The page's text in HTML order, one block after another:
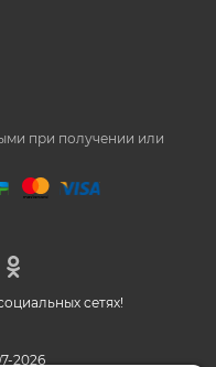
сетях!
2026
при получении или